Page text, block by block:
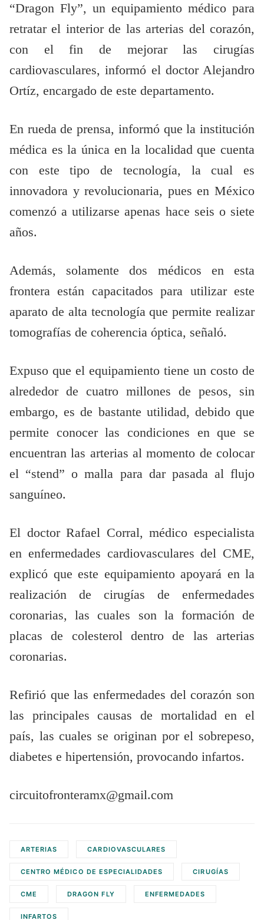
“Dragon Fly”, un equipamiento médico para
retratar el interior de las arterias del corazón,
con el fin de mejorar las cirugías
cardiovasculares, informó el doctor Alejandro
Ortíz, encargado de este departamento.
En rueda de prensa, informó que la institución
médica es la única en la localidad que cuenta
con este tipo de tecnología, la cual es
innovadora y revolucionaria, pues en México
comenzó a utilizarse apenas hace seis o siete
años.
Además, solamente dos médicos en esta
frontera están capacitados para utilizar este
aparato de alta tecnología que permite realizar
tomografías de coherencia óptica, señaló.
Expuso que el equipamiento tiene un costo de
alrededor de cuatro millones de pesos, sin
embargo, es de bastante utilidad, debido que
permite conocer las condiciones en que se
encuentran las arterias al momento de colocar
el “stend” o malla para dar pasada al flujo
sanguíneo.
El doctor Rafael Corral, médico especialista
en enfermedades cardiovasculares del CME,
explicó que este equipamiento apoyará en la
realización de cirugías de enfermedades
coronarias, las cuales son la formación de
placas de colesterol dentro de las arterias
coronarias.
Refirió que las enfermedades del corazón son
las principales causas de mortalidad en el
país, las cuales se originan por el sobrepeso,
diabetes e hipertensión, provocando infartos.
circuitofronteramx@gmail.com
ARTERIAS CARDIOVASCULARES
CENTRO MÉDICO DE ESPECIALIDADES CIRUGÍAS
CME DRAGON FLY ENFERMEDADES
INFARTOS